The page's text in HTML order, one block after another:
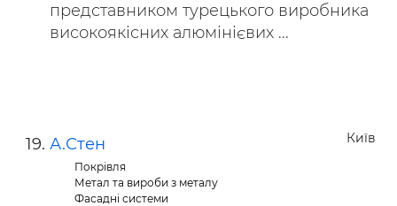
представником турецького виробника
високоякісних алюмінієвих ...
Київ
А.Стен
Покрівля
Метал та вироби з металу
Фасадні системи